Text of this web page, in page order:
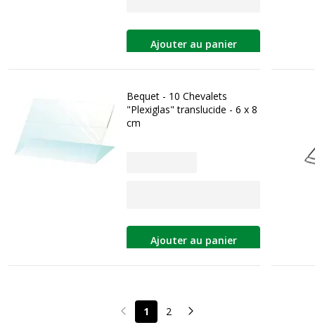
Ajouter au panier
Bequet - 10 Chevalets
"Plexiglas" translucide - 6 x 8
cm
Ajouter au panier
Page précédente
1 2 Page suivante